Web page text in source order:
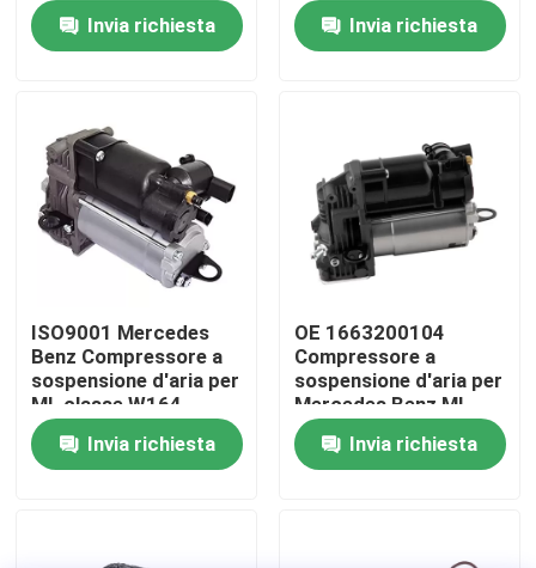
Video
Visita alla fabbrica
Controllo della qualità
Contattaci
Notizie
Invia richiesta
Invia richiesta
ISO9001 Mercedes
Benz Compressore a
sospensione d'aria per
ML classe W164
1643201204
Invia richiesta
OE 1663200104
Compressore a
sospensione d'aria per
Mercedes Benz ML-
Class W166
Invia richiesta